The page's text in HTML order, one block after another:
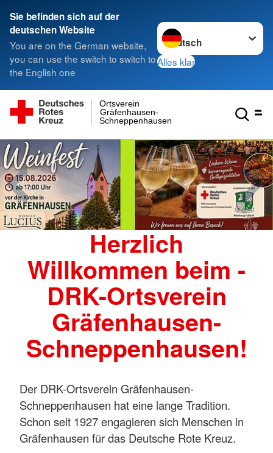
Sie befinden sich auf der
deutschen Website
You are on the German website,
you can use the switch to switch to
the English one
Sprache wechseln zu
Alles klar
Schneppenhausen
Gräfenhausen-
Ortsverein
Herzlich
Willkommen beim -
DRK-Ortsverein
Gräfenhausen-
Schneppenhausen!
Der DRK-Ortsverein Gräfenhausen-
Schneppenhausen hat eine lange Tradition.
Schon seit 1927 engagieren sich Menschen in
Gräfenhausen für das Deutsche Rote Kreuz.